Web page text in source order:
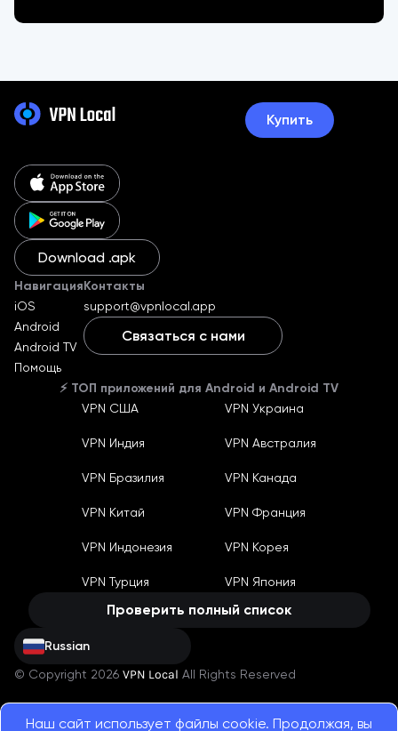
Download .apk
Навигация
iOS
Android
Android TV
Помощь
⚡️ ТОП приложений для Android и Android TV
VPN США VPN Украина
VPN Индия VPN Австралия
VPN Бразилия VPN Канада
VPN Китай VPN Франция
VPN Индонезия VPN Корея
VPN Турция VPN Япония
Проверить полный список
Контакты
support@vpnlocal.app
Связаться с нами
Купить
Russian
Ukraine
Russian
Español
Bahasa Indonesia
Français
Machine translate
Machine translate
Machine translate
China
Machine translate
© Copyright 2026 VPN Local All Rights Reserved
Наш сайт использует файлы cookie. Продолжая, вы